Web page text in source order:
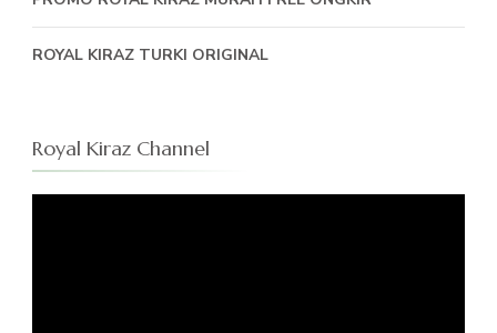
ROYAL KIRAZ TURKI ORIGINAL
Royal Kiraz Channel